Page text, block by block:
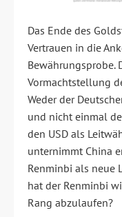
Das Ende des
Vertrauen in die
Bewährungsprobe.
Vormachtstellung
Weder der
und nicht einmal
den USD als
unternimmt China
Renminbi als neue
hat der Renminbi
Rang abzulaufen?